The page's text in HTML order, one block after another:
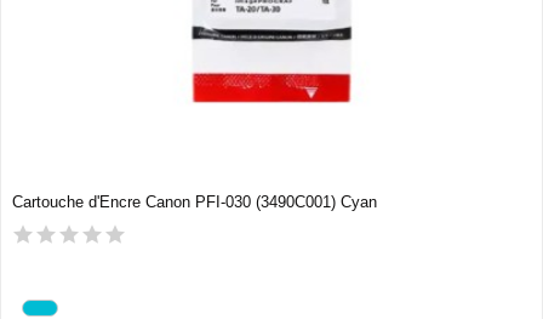
Cartouche d'Encre Canon PFI-030 (3490C001) Cyan